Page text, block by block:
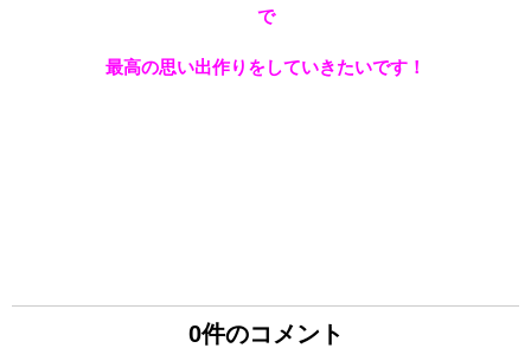
で
最高の思い出作りをしていきたいです！
0件のコメント